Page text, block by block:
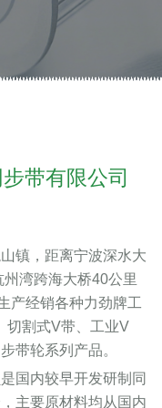
带有限公司
镇，距离宁波深水大
湾跨海大桥40公里
产经销各种力劲牌工
切割式V带、工业V
带轮系列产品。
国内较早开发研制同
主要原材料均从国内